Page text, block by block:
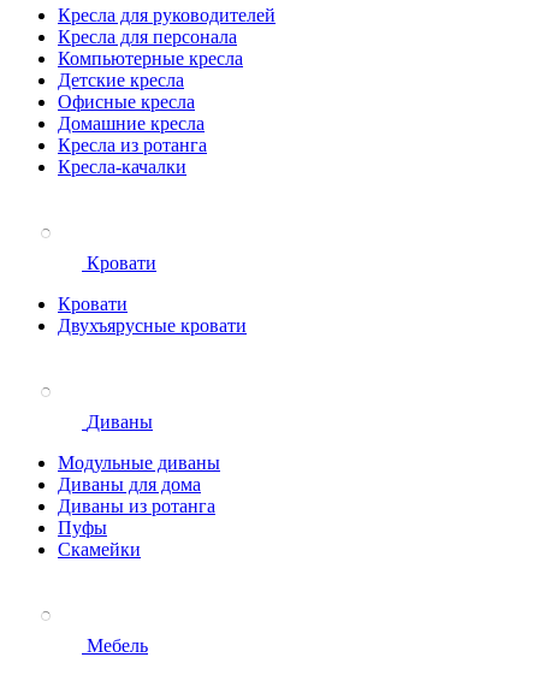
Кресла для руководителей
Кресла для персонала
Компьютерные кресла
Детские кресла
Офисные кресла
Домашние кресла
Кресла из ротанга
Кресла-качалки
Кровати
Кровати
Двухъярусные кровати
Диваны
Модульные диваны
Диваны для дома
Диваны из ротанга
Пуфы
Скамейки
Мебель